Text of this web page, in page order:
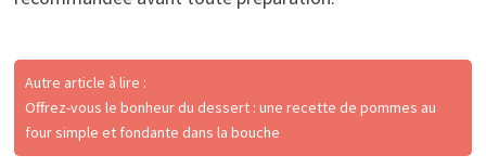
Autre article à lire :
Offrez-vous le bonheur du dessert : une recette de pommes au
four simple et fondante dans la bouche